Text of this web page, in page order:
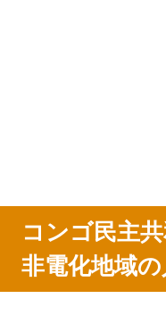
コンゴ民主
非電化地域の